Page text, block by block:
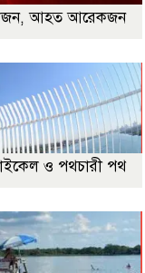
একজন, আহত আরেকজন
ও পথচারী পথ